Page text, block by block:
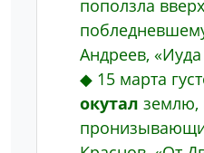
поползла
Андреев,
◆ 15 марта
окутал землю,